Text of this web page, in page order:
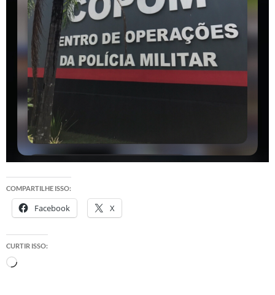
COMPARTILHE ISSO:
Facebook X
CURTIR ISSO:
Carregando...